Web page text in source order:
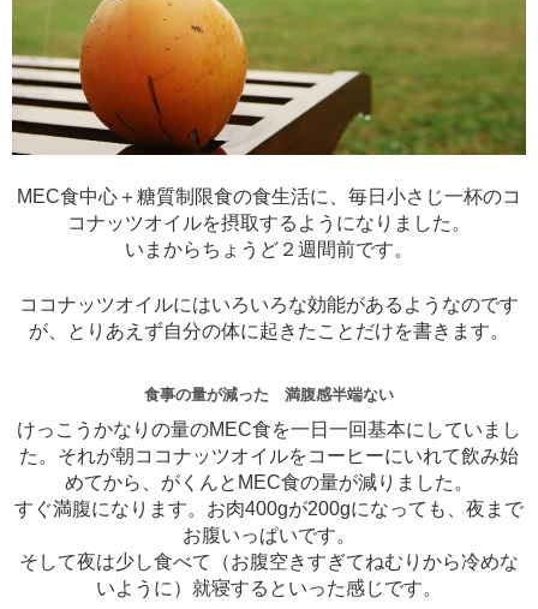
MEC食中心＋糖質制限食の食生活に、毎日小さじ一杯のコ
コナッツオイルを摂取するようになりました。
いまからちょうど２週間前です。
ココナッツオイルにはいろいろな効能があるようなのです
が、とりあえず自分の体に起きたことだけを書きます。
食事の量が減った 満腹感半端ない
けっこうかなりの量のMEC食を一日一回基本にしていまし
た。それが朝ココナッツオイルをコーヒーにいれて飲み始
めてから、がくんとMEC食の量が減りました。
すぐ満腹になります。お肉400gが200gになっても、夜まで
お腹いっぱいです。
そして夜は少し食べて（お腹空きすぎてねむりから冷めな
いように）就寝するといった感じです。